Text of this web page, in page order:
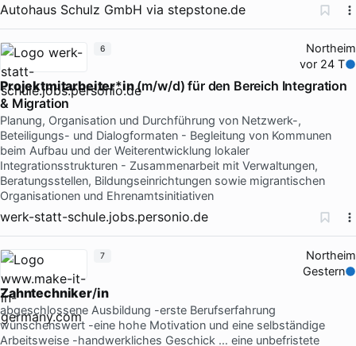
Autohaus Schulz GmbH via stepstone.de
Northeim
vor 24 T
Projektmitarbeiter*in(m/w/d) für den Bereich Integration
& Migration
Planung, Organisation und Durchführung von Netzwerk-,
Beteiligungs- und Dialogformaten - Begleitung von Kommunen
beim Aufbau und der Weiterentwicklung lokaler
Integrationsstrukturen - Zusammenarbeit mit Verwaltungen,
Beratungsstellen, Bildungseinrichtungen sowie migrantischen
Organisationen und Ehrenamtsinitiativen
werk-statt-schule.jobs.personio.de
6
Northeim
Gestern
Zahntechniker/in
abgeschlossene Ausbildung -erste Berufserfahrung
wünschenswert -eine hohe Motivation und eine selbständige
Arbeitsweise -handwerkliches Geschick … eine unbefristete
7